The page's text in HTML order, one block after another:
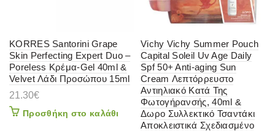
KORRES Santorini Grape
Skin Perfecting Expert Duo –
Poreless Κρέμα-Gel 40ml &
Velvet Λάδι Προσώπου 15ml
21.30€
Προσθήκη στο καλάθι
Vichy Vichy Summer Pouch
Capital Soleil Uv Age Daily
Spf 50+ Anti-aging Sun
Cream Λεπτόρρευστο
Αντιηλιακό Κατά Της
Φωτογήρανσής, 40ml &
Δωρο Συλλεκτικό Τσαντάκι
Αποκλειστικά Σχεδιασμένο